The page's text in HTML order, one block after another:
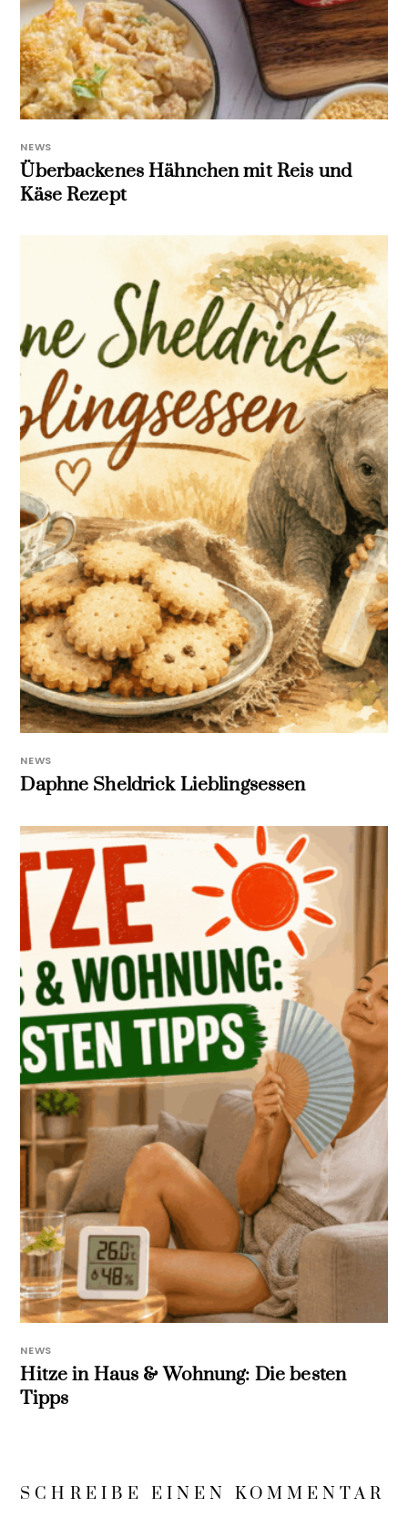
NEWS
Überbackenes Hähnchen mit Reis und
Käse Rezept
NEWS
Daphne Sheldrick Lieblingsessen
NEWS
Hitze in Haus & Wohnung: Die besten
Tipps
SCHREIBE EINEN KOMMENTAR